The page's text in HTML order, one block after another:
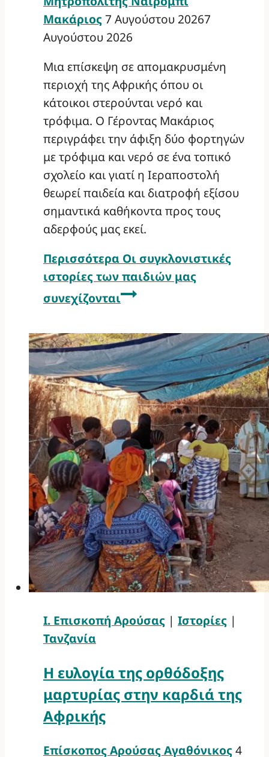
Μακάριος 7 Αυγούστου 20267
Αυγούστου 2026
Μια επίσκεψη σε απομακρυσμένη
περιοχή της Αφρικής όπου οι
κάτοικοι στερούνται νερό και
τρόφιμα. Ο Γέροντας Μακάριος
περιγράφει την άφιξη δύο φορτηγών
με τρόφιμα και νερό σε ένα τοπικό
σχολείο και γιατί η Ιεραποστολή
θεωρεί παιδεία και διατροφή εξίσου
σημαντικά καθήκοντα προς τους
αδερφούς μας εκεί.
Περισσότερα Οι συγκλονιστικές
ιστορίες των παιδιών μας
συνεχίζονται
Ι. Επισκοπή Αρούσας | Ιστορίες |
Τανζανία
Η ευλογία της ορθόδοξης
μαρτυρίας στην καρδιά της
Αφρικής
Επίσκοπος Αρούσας Αγαθόνικος 4